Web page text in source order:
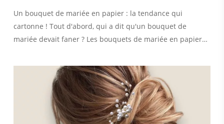
Un bouquet de mariée en papier : la tendance qui
cartonne ! Tout d'abord, qui a dit qu'un bouquet de
mariée devait faner ? Les bouquets de mariée en papier…